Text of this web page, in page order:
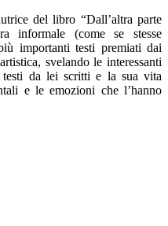
del libro “Dall’altra parte
informale (come se stesse
importanti testi premiati dai
svelando le interessanti
da lei scritti e la sua vita
e le emozioni che l’hanno